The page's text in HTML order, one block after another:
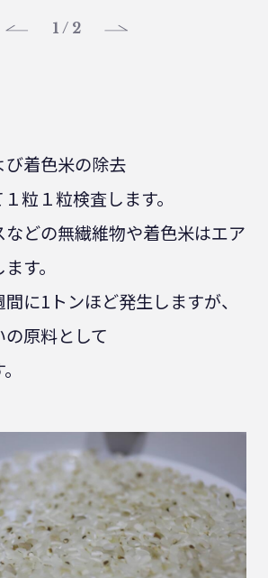
1 / 2
着色米の除去
粒１粒検査します。
どの無繊維物や着色米はエア
す。
に1トンほど発生しますが、
原料として